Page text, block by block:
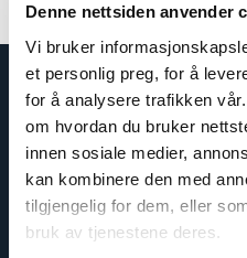
Denne nettsiden anvender
Vi bruker
et personlig preg, for å
for å analysere trafikken
om hvordan du bruker
innen sosiale medier,
kan kombinere den med
tilgjengelig for dem, eller
bruk av tjenestene deres.